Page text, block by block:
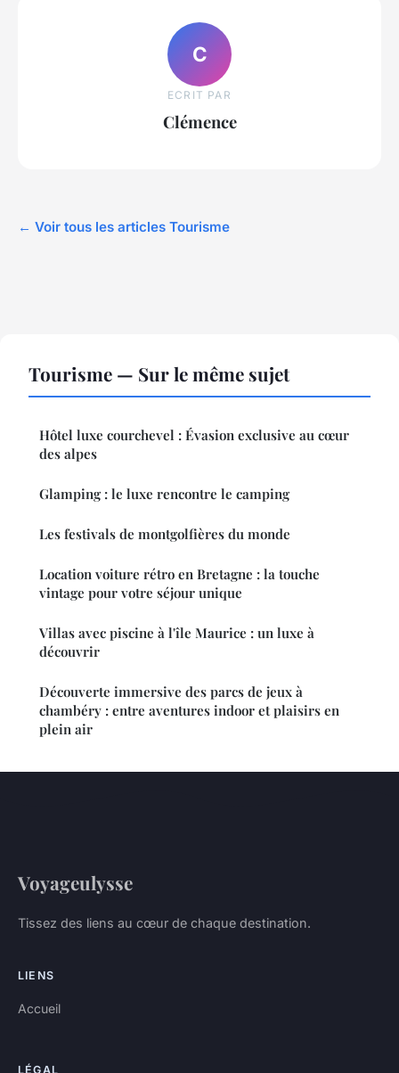
C
ECRIT PAR
Clémence
← Voir tous les articles Tourisme
Tourisme — Sur le même sujet
Hôtel luxe courchevel : Évasion exclusive au cœur
des alpes
Glamping : le luxe rencontre le camping
Les festivals de montgolfières du monde
Location voiture rétro en Bretagne : la touche
vintage pour votre séjour unique
Villas avec piscine à l'île Maurice : un luxe à
découvrir
Découverte immersive des parcs de jeux à
chambéry : entre aventures indoor et plaisirs en
plein air
Voyageulysse
Tissez des liens au cœur de chaque destination.
LIENS
Accueil
LÉGAL